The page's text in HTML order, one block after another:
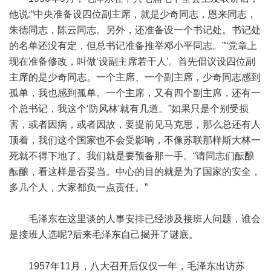
他说:“中央准备设四位副主席，就是少奇同志，恩来同志，
朱德同志，陈云同志。另外，还准备设一个书记处。书记处
的名单还没有定，但总书记准备推举邓小平同志。”“党章上
现在准备修改，叫做‘设副主席若干人'。首先倡议设四位副
主席的是少奇同志。一个主席、一个副主席，少奇同志感到
孤单，我也感到孤单。一个主席，又有四个副主席，还有一
个总书记，我这个‘防风林'就有几道。”如果只是个别受损
害，或者因病，或者因故，要提前见马克思，那么总还有人
顶着，我们这个国家也不会受影响，不像苏联那样斯大林一
死就不得下地了。我们就是要预备那一手。“请同志们酝酿
酝酿，看这样是否妥当。中心的目的就是为了国家的安全，
多几个人，大家都负一点责任。”
毛泽东在这里谈的人事安排已经涉及接班人问题，谁会
是接班人选呢?后来毛泽东自己揭开了谜底。
1957年11月，八大召开后仅仅一年，毛泽东出访苏